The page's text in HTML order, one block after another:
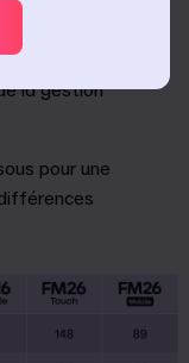
FM26 Mobile
de nouveaux
la gestion
pour une